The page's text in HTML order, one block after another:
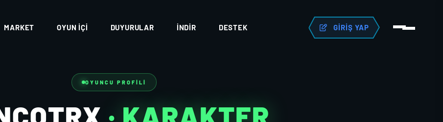
MARKET OYUN İÇI DUYURULAR İNDIR DESTEK GIRIŞ YAP
OYUNCU PROFILI